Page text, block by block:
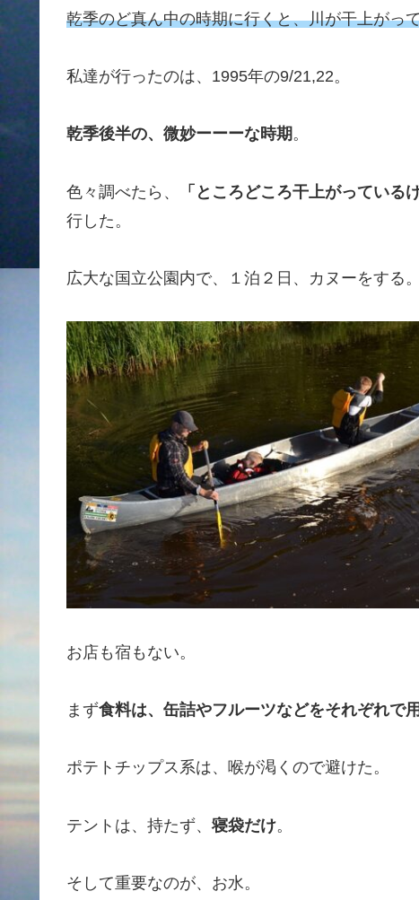
乾季のど真ん中の時期に行くと、川が干上がっ
私達が行ったのは、1995年の9/21,22。
乾季後半の、微妙ーーーな時期。
色々調べたら、 「ところどころ干上がっている
行した。
広大な国立公園内で、１泊２日、カヌーをする。
お店も宿もない。
まず食料は、缶詰やフルーツなどをそれぞれで
ポテトチップス系は、喉が渇くので避けた。
テントは、持たず、寝袋だけ。
そして重要なのが、お水。